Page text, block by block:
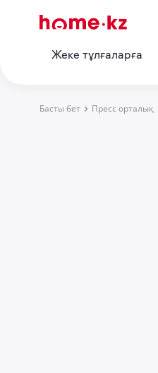
Жеке тұлғаларға
Басты бет Пресс орталық